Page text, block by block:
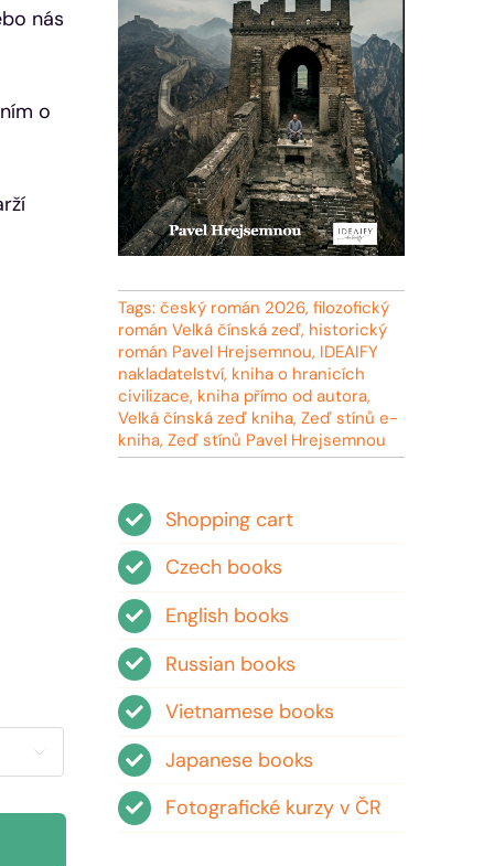
nás
o

Tags: český román 2026, filozofický
román Velká čínská zeď, historický
román Pavel Hrejsemnou, IDEAIFY
nakladatelství, kniha o hranicích
civilizace, kniha přímo od autora,
Velká čínská zeď kniha, Zeď stínů e-
kniha, Zeď stínů Pavel Hrejsemnou
Shopping cart
Czech books
English books
Russian books
Vietnamese books
Japanese books
Fotografické kurzy v ČR